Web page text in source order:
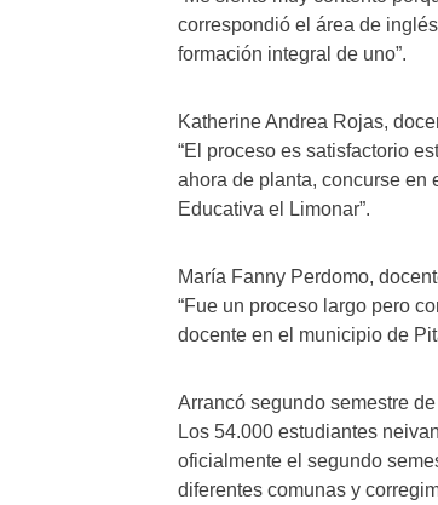
correspondió el área de
formación integral de uno”.
Katherine Andrea Rojas,
“El proceso es satisfactorio
ahora de planta, concurse en
Educativa el Limonar”.
María Fanny Perdomo,
“Fue un proceso largo pero
docente en el municipio de
Arrancó segundo semestre
Los 54.000 estudiantes
oficialmente el segundo
diferentes comunas y